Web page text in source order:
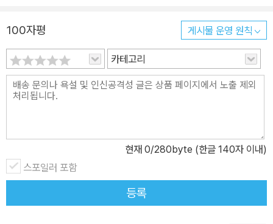
100자평 게시물 운영 원칙
카테고리
현재 0/280byte (한글 140자 이내)
스포일러 포함
등록